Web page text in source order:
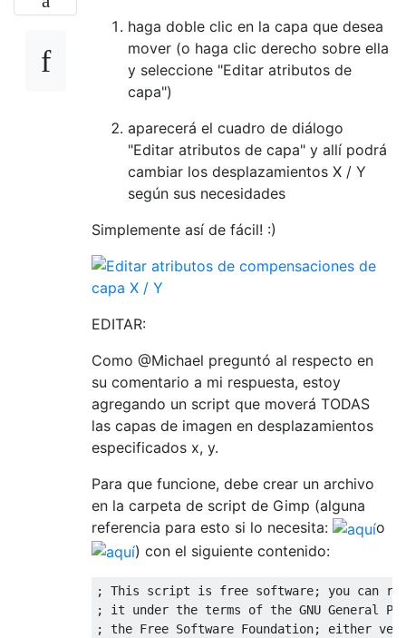
haga doble clic en la capa que desea
mover (o haga clic derecho sobre ella
y seleccione "Editar atributos de
capa")
aparecerá el cuadro de diálogo
"Editar atributos de capa" y allí podrá
cambiar los desplazamientos X / Y
según sus necesidades
Simplemente así de fácil! :)
EDITAR:
Como @Michael preguntó al respecto en
su comentario a mi respuesta, estoy
agregando un script que moverá TODAS
las capas de imagen en desplazamientos
especificados x, y.
Para que funcione, debe crear un archivo
en la carpeta de script de Gimp (alguna
referencia para esto si lo necesita:
o
) con el siguiente contenido:
; This script is free software; you can
; it under the terms of the GNU General
; the Free Software Foundation; either